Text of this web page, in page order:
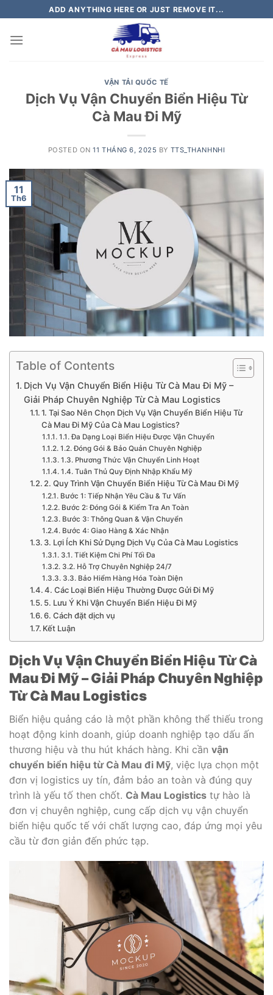
to
content
ADD ANYTHING HERE OR JUST REMOVE IT...
VẬN TẢI QUỐC TẾ
Dịch Vụ Vận Chuyển Biển Hiệu Từ
Cà Mau Đi Mỹ
POSTED ON11 THÁNG 6, 2025 BY TTS_THANHNHI
11
Th6
Table of Contents
Dịch Vụ Vận Chuyển Biển Hiệu Từ Cà Mau Đi Mỹ –
Giải Pháp Chuyên Nghiệp Từ Cà Mau Logistics
1. Tại Sao Nên Chọn Dịch Vụ Vận Chuyển Biển Hiệu Từ
Cà Mau Đi Mỹ Của Cà Mau Logistics?
1.1. Đa Dạng Loại Biển Hiệu Được Vận Chuyển
1.2. Đóng Gói & Bảo Quản Chuyên Nghiệp
1.3. Phương Thức Vận Chuyển Linh Hoạt
1.4. Tuân Thủ Quy Định Nhập Khẩu Mỹ
2. Quy Trình Vận Chuyển Biển Hiệu Từ Cà Mau Đi Mỹ
Bước 1: Tiếp Nhận Yêu Cầu & Tư Vấn
Bước 2: Đóng Gói & Kiểm Tra An Toàn
Bước 3: Thông Quan & Vận Chuyển
Bước 4: Giao Hàng & Xác Nhận
3. Lợi Ích Khi Sử Dụng Dịch Vụ Của Cà Mau Logistics
3.1. Tiết Kiệm Chi Phí Tối Đa
3.2. Hỗ Trợ Chuyên Nghiệp 24/7
3.3. Bảo Hiểm Hàng Hóa Toàn Diện
4. Các Loại Biển Hiệu Thường Được Gửi Đi Mỹ
5. Lưu Ý Khi Vận Chuyển Biển Hiệu Đi Mỹ
6. Cách đặt dịch vụ
Kết Luận
Dịch Vụ Vận Chuyển Biển Hiệu Từ Cà
Mau Đi Mỹ – Giải Pháp Chuyên Nghiệp
Từ Cà Mau Logistics
Biển hiệu quảng cáo là một phần không thể thiếu trong
hoạt động kinh doanh, giúp doanh nghiệp tạo dấu ấn
thương hiệu và thu hút khách hàng. Khi cần vận
chuyển biển hiệu từ Cà Mau đi Mỹ, việc lựa chọn một
đơn vị logistics uy tín, đảm bảo an toàn và đúng quy
trình là yếu tố then chốt. Cà Mau Logistics tự hào là
đơn vị chuyên nghiệp, cung cấp dịch vụ vận chuyển
biển hiệu quốc tế với chất lượng cao, đáp ứng mọi yêu
cầu từ đơn giản đến phức tạp.